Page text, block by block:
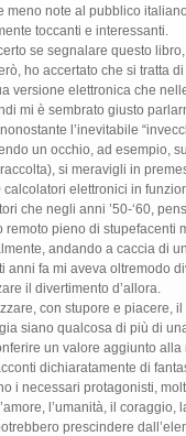
meno note al pubblico
toccanti e interessanti.
se segnalare questo
ho accertato che si tratta di
versione elettronica che
mi è sembrato giusto
l’inevitabile
un occhio, ad esempio,
si meravigli in
elettronici in
che negli anni ’50-‘60,
remoto pieno di stupefacenti
andando a caccia di
anni fa mi aveva oltremodo
il divertimento d’allora.
con stupore e piacere,
siano qualcosa di più di
un valore aggiunto alla
dichiaratamente di
i necessari protagonisti,
l’umanità, il coraggio,
prescindere